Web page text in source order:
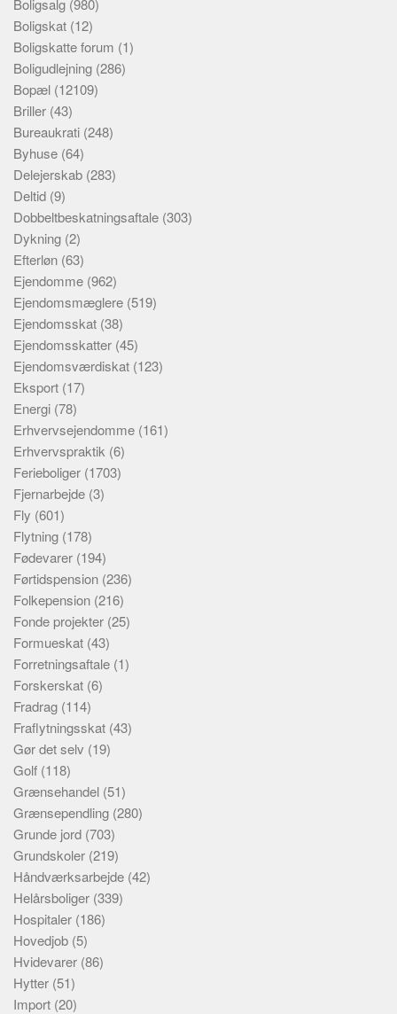
Boligsalg (980)
Boligskat (12)
Boligskatte forum (1)
Boligudlejning (286)
Bopæl (12109)
Briller (43)
Bureaukrati (248)
Byhuse (64)
Delejerskab (283)
Deltid (9)
Dobbeltbeskatningsaftale (303)
Dykning (2)
Efterløn (63)
Ejendomme (962)
Ejendomsmæglere (519)
Ejendomsskat (38)
Ejendomsskatter (45)
Ejendomsværdiskat (123)
Eksport (17)
Energi (78)
Erhvervsejendomme (161)
Erhvervspraktik (6)
Ferieboliger (1703)
Fjernarbejde (3)
Fly (601)
Flytning (178)
Fødevarer (194)
Førtidspension (236)
Folkepension (216)
Fonde projekter (25)
Formueskat (43)
Forretningsaftale (1)
Forskerskat (6)
Fradrag (114)
Fraflytningsskat (43)
Gør det selv (19)
Golf (118)
Grænsehandel (51)
Grænsependling (280)
Grunde jord (703)
Grundskoler (219)
Håndværksarbejde (42)
Helårsboliger (339)
Hospitaler (186)
Hovedjob (5)
Hvidevarer (86)
Hytter (51)
Import (20)